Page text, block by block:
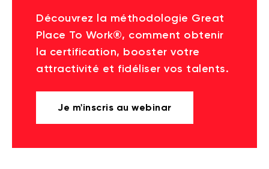
Découvrez la méthodologie Great
Place To Work®, comment obtenir
la certification, booster votre
attractivité et fidéliser vos talents.
Je m'inscris au webinar